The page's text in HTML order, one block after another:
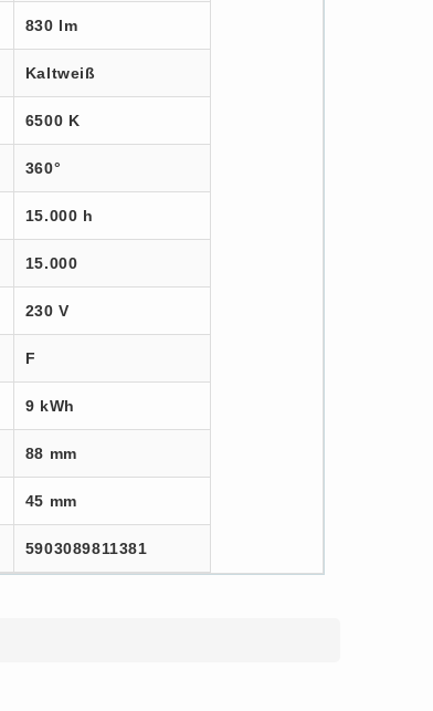
830 lm
Kaltweiß
6500 K
360°
15.000 h
15.000
230 V
F
9 kWh
88 mm
45 mm
5903089811381